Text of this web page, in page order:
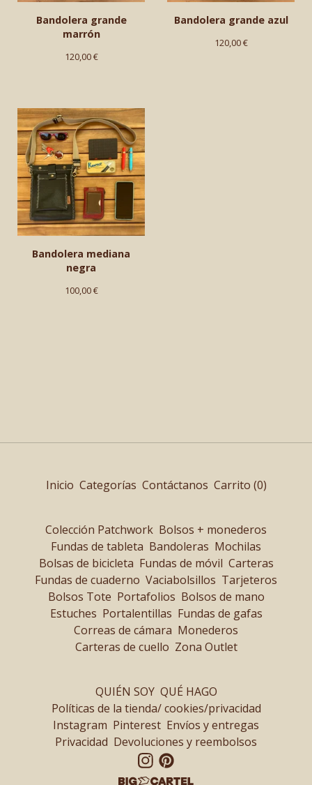
Bandolera grande
marrón
120,00€
Bandolera grande azul
120,00€
Bandolera mediana
negra
100,00€
Inicio Categorías Contáctanos Carrito (0)
Colección Patchwork Bolsos + monederos
Fundas de tableta Bandoleras Mochilas
Bolsas de bicicleta Fundas de móvil Carteras
Fundas de cuaderno Vaciabolsillos Tarjeteros
Bolsos Tote Portafolios Bolsos de mano
Estuches Portalentillas Fundas de gafas
Correas de cámara Monederos
Carteras de cuello Zona Outlet
QUIÉN SOY QUÉ HAGO
Políticas de la tienda/ cookies/privacidad
Instagram Pinterest Envíos y entregas
Privacidad Devoluciones y reembolsos